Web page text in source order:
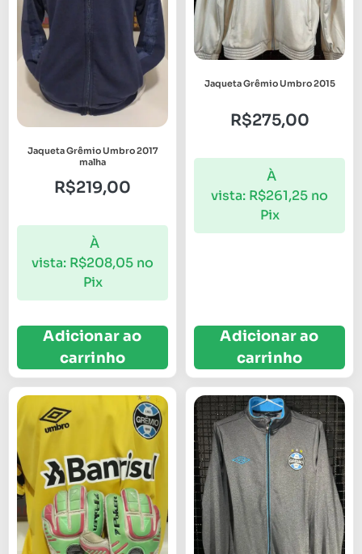
Jaqueta Grêmio Umbro 2017
malha
R$219,00
À
vista: R$208,05 no
Pix
Adicionar ao
carrinho
Jaqueta Grêmio Umbro 2015
R$275,00
À
vista: R$261,25 no
Pix
Adicionar ao
carrinho